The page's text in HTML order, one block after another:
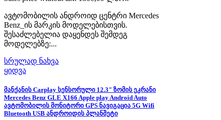
ავტომობილის ანდროიდ ცენტრი Mercedes
Benz_ის მარკის მოდელებისთვის.
შესაძლებელია დაყენდეს შემდეგ
მოდელებზე:...
სრულად ნახვა
ყიდვა
მანქანის Carplay სენსორული 12.3" ზომის ეკრანი
Mercedes Benz GLE X166 Apple play Android Auto
ავტომობილის მონიტორი GPS ნავიგაცია 5G Wifi
Bluetooth USB ანდროიდის პლანშეტი